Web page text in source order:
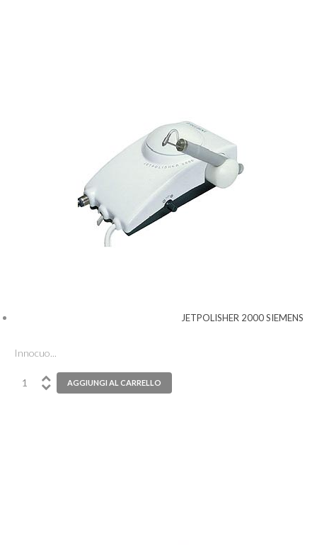
JETPOLISHER 2000 SIEMENS
Innocuo...